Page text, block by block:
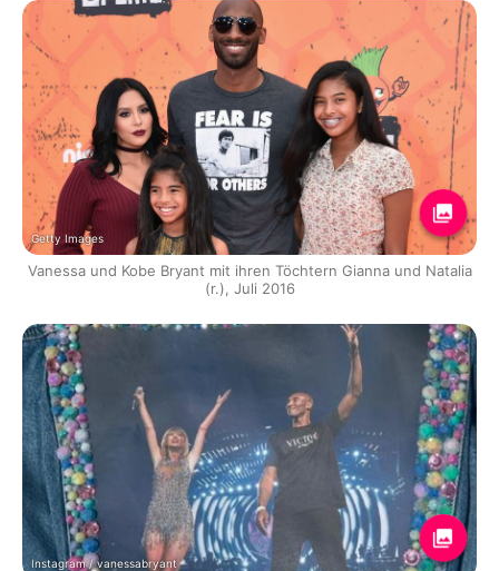
Getty Images
Vanessa und Kobe Bryant mit ihren Töchtern Gianna und Natalia
(r.), Juli 2016
Instagram / vanessabryant